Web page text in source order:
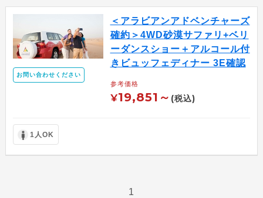
お問い合わせください
＜アラビアンアドベンチャーズ
確約＞4WD砂漠サファリ+ベリ
ーダンスショー＋アルコール付
きビュッフェディナー 3E確認
参考価格
¥19,851～ (税込)
1人OK
1